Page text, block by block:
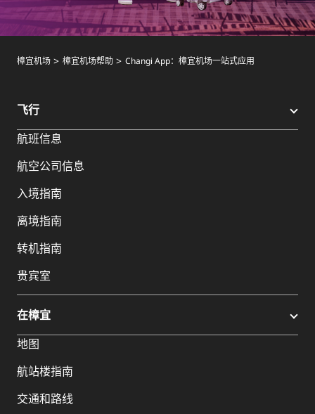
樟宜机场 樟宜机场帮助 Changi App：樟宜机场一站式应用
飞行
航班信息
航空公司信息
入境指南
离境指南
转机指南
贵宾室
在樟宜
地图
航站楼指南
交通和路线